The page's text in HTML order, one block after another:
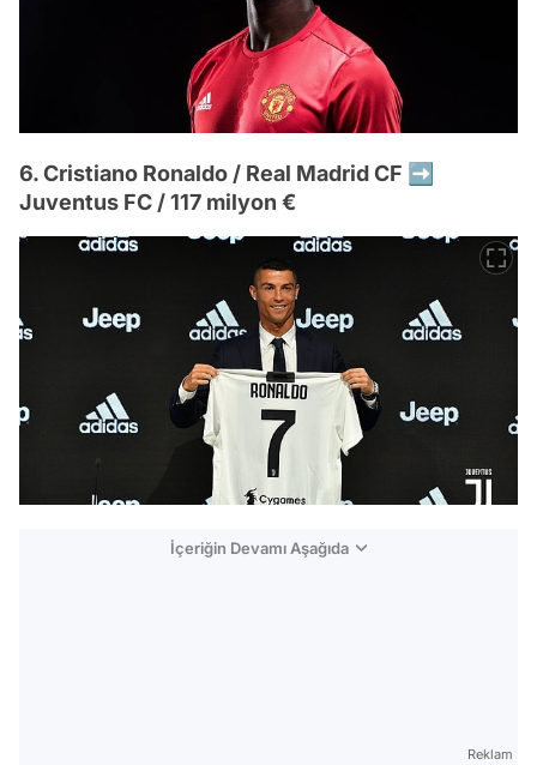
6. Cristiano Ronaldo / Real Madrid CF ➡️
Juventus FC / 117 milyon €
İçeriğin Devamı Aşağıda
Reklam